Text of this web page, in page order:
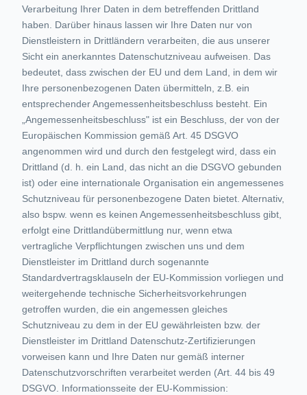
Verarbeitung Ihrer Daten in dem betreffenden Drittland
haben. Darüber hinaus lassen wir Ihre Daten nur von
Dienstleistern in Drittländern verarbeiten, die aus unserer
Sicht ein anerkanntes Datenschutzniveau aufweisen. Das
bedeutet, dass zwischen der EU und dem Land, in dem wir
Ihre personenbezogenen Daten übermitteln, z.B. ein
entsprechender Angemessenheitsbeschluss besteht. Ein
„Angemessenheitsbeschluss" ist ein Beschluss, der von der
Europäischen Kommission gemäß Art. 45 DSGVO
angenommen wird und durch den festgelegt wird, dass ein
Drittland (d. h. ein Land, das nicht an die DSGVO gebunden
ist) oder eine internationale Organisation ein angemessenes
Schutzniveau für personenbezogene Daten bietet. Alternativ,
also bspw. wenn es keinen Angemessenheitsbeschluss gibt,
erfolgt eine Drittlandübermittlung nur, wenn etwa
vertragliche Verpflichtungen zwischen uns und dem
Dienstleister im Drittland durch sogenannte
Standardvertragsklauseln der EU-Kommission vorliegen und
weitergehende technische Sicherheitsvorkehrungen
getroffen wurden, die ein angemessen gleiches
Schutzniveau zu dem in der EU gewährleisten bzw. der
Dienstleister im Drittland Datenschutz-Zertifizierungen
vorweisen kann und Ihre Daten nur gemäß interner
Datenschutzvorschriften verarbeitet werden (Art. 44 bis 49
DSGVO. Informationsseite der EU-Kommission: